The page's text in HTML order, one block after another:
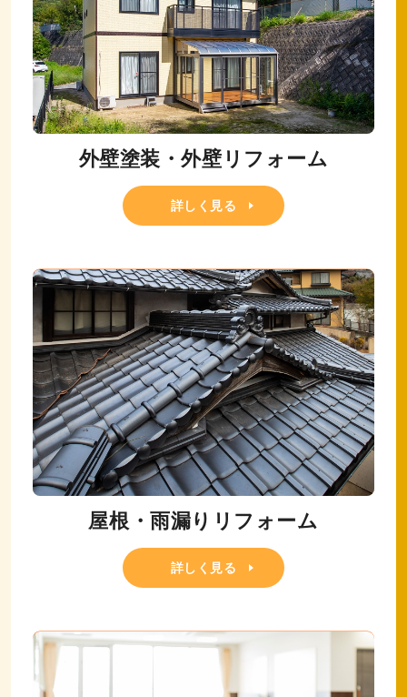
外壁塗装・外壁リフォーム
詳しく見る
屋根・雨漏りリフォーム
詳しく見る